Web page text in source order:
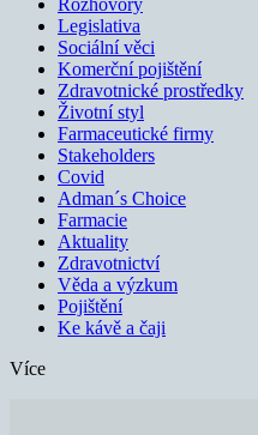
Legislativa
Sociální věci
Komerční pojištění
Zdravotnické prostředky
Životní styl
Farmaceutické firmy
Stakeholders
Covid
Adman´s Choice
Farmacie
Aktuality
Zdravotnictví
Věda a výzkum
Pojištění
Ke kávě a čaji
Více